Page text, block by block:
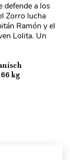
defende a los
Zorro lucha
Ramón y el
Lolita. Un
kg